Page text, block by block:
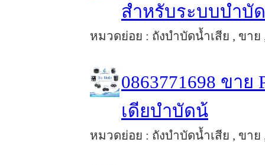
สำหรับระบบบำบัด
หมวดย่อย : ถังบำบัดน้ำเสีย , ขาย
0863771698 ขาย
เดียบำบัดน้
หมวดย่อย : ถังบำบัดน้ำเสีย , ขาย